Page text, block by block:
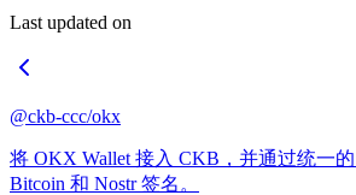
Last updated on
@ckb-ccc/okx
将 OKX Wallet 接入 CKB，并通过统一
Bitcoin 和 Nostr 签名。